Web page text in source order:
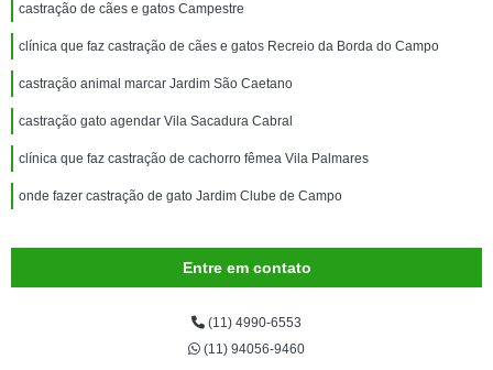
castração de cães e gatos Campestre
clínica que faz castração de cães e gatos Recreio da Borda do Campo
castração animal marcar Jardim São Caetano
castração gato agendar Vila Sacadura Cabral
clínica que faz castração de cachorro fêmea Vila Palmares
onde fazer castração de gato Jardim Clube de Campo
Entre em contato
(11) 4990-6553
(11) 94056-9460